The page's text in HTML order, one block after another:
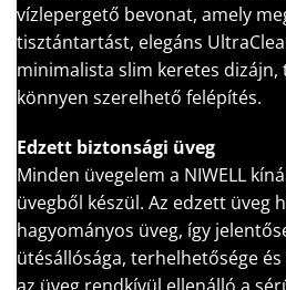
vízlepergető bevonat, amely
tisztántartást, elegáns
minimalista slim keretes dizájn,
könnyen szerelhető felépítés.
Edzett biztonsági üveg
Minden üvegelem a NIWELL
üvegből készül. Az edzett üveg
hagyományos üveg, így
ütésállósága, terhelhetősége